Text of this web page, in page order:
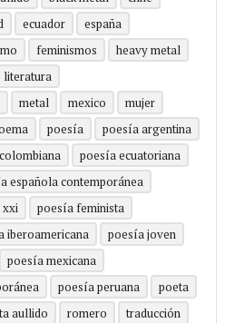
ecuador
españa
feminismos
heavy metal
literatura
metal mexico
mujer
poesía
poesía argentina
poesía ecuatoriana
española contemporánea
xxi
poesía feminista
iberoamericana
poesía joven
poesía mexicana
poesía peruana
poeta
aullido romero traducción